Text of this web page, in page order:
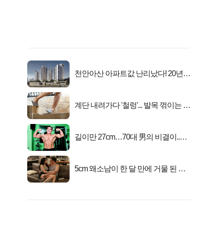
천안아산 아파트값 난리났다! 20년
계단 내려가다 '철렁'... 발목 꺾이는 이
길이만 27cm…70대 男의 비결이..충
5cm 왜소남이 한 달 만에 거물 된 사